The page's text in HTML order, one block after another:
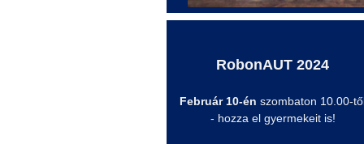
RobonAUT 2024
Február 10-én szombaton 10.00-
- hozza el gyermekeit is!